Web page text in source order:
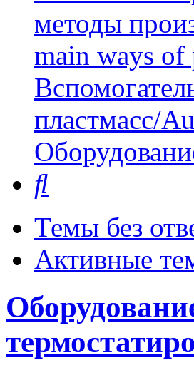
методы
main ways
пластмасс/
Темы без
Активные